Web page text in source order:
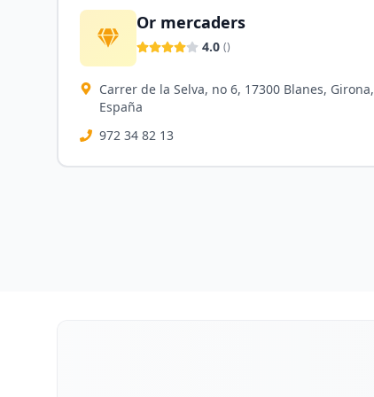
Or mercaders
4.0 ()
Carrer de la Selva, no 6, 17300 Blanes, Girona,
España
972 34 82 13